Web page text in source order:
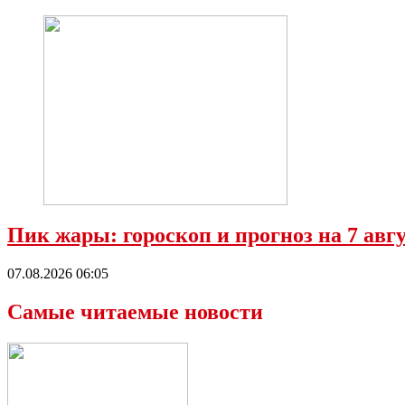
Пик жары: гороскоп и прогноз на 7
07.08.2026 06:05
Самые читаемые новости